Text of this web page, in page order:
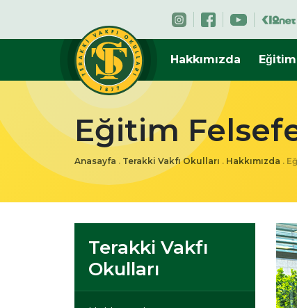
Hakkımızda
Eğitim
Anasayfa . Terakki Vakfı Okulları . Hakkımızda .
Terakki Vakfı
Okulları